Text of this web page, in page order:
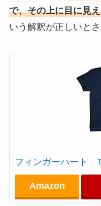
で、その上に目に見
いう解釈が正しいとさ
フィンガーハート
Amazon